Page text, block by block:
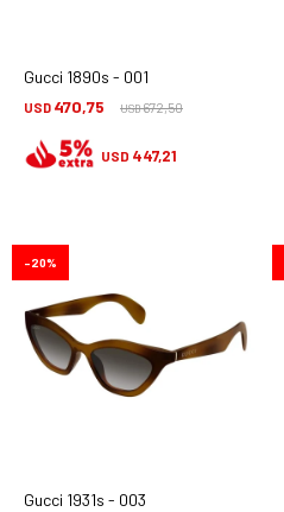
Gucci 1890s - 001
USD 470,75 USD672,50
USD 447,21
Gucci 1931s - 003
20